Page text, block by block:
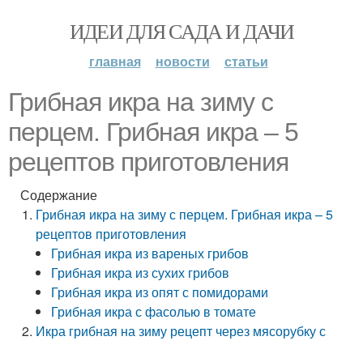
ИДЕИ ДЛЯ САДА И ДАЧИ
главная новости статьи
Грибная икра на зиму с
перцем. Грибная икра – 5
рецептов приготовления
Содержание
Грибная икра на зиму с перцем. Грибная икра – 5
рецептов приготовления
Грибная икра из вареных грибов
Грибная икра из сухих грибов
Грибная икра из опят с помидорами
Грибная икра с фасолью в томате
Икра грибная на зиму рецепт через мясорубку с